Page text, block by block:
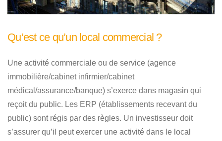
Qu’est ce qu’un local commercial ?
Une activité commerciale ou de service (agence
immobilière/cabinet infirmier/cabinet
médical/assurance/banque) s’exerce dans magasin qui
reçoit du public. Les ERP (établissements recevant du
public) sont régis par des règles. Un investisseur doit
s’assurer qu’il peut exercer une activité dans le local